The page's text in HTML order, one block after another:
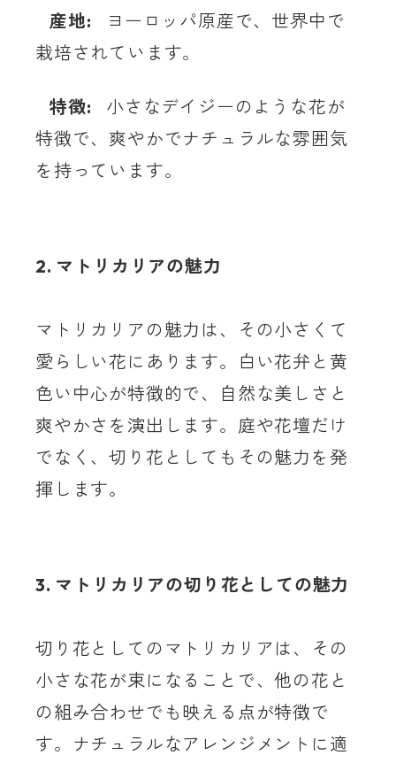
産地:
ヨーロッパ原産で、世界中で
栽培されています。
特徴:
小さなデイジーのような花が
特徴で、爽やかでナチュラルな雰囲気
を持っています。
2. マトリカリアの魅力
マトリカリアの魅力は、その小さくて
愛らしい花にあります。白い花弁と黄
色い中心が特徴的で、自然な美しさと
爽やかさを演出します。庭や花壇だけ
でなく、切り花としてもその魅力を発
揮します。
3. マトリカリアの切り花としての魅力
切り花としてのマトリカリアは、その
小さな花が束になることで、他の花と
の組み合わせでも映える点が特徴で
す。ナチュラルなアレンジメントに適